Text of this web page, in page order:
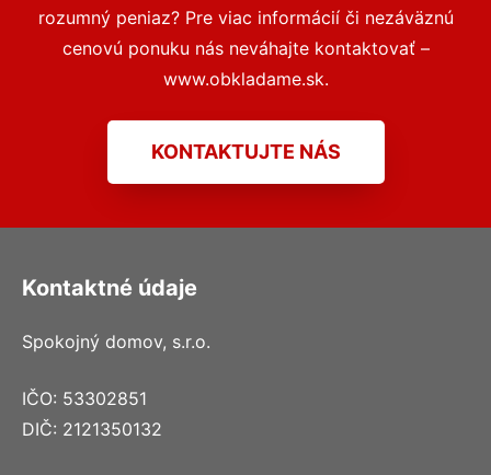
rozumný peniaz? Pre viac informácií či nezáväznú
cenovú ponuku nás neváhajte kontaktovať –
www.obkladame.sk.
KONTAKTUJTE NÁS
Kontaktné údaje
Spokojný domov, s.r.o.
IČO: 53302851
DIČ: 2121350132